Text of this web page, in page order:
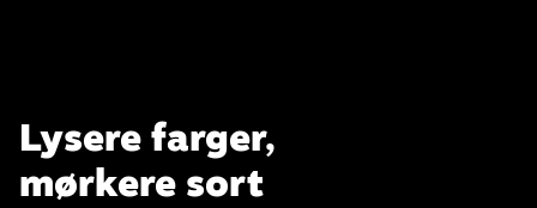
Lysere farger,
mørkere sort